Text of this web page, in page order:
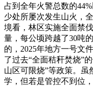
占到全年火警总数的
少处所屡次发生山火，
境看，林区实施全面禁
量，每公顷跨越了30吨
的，2025年地方一号文
了过去“全面秸秆焚烧”
山区可限烧”等政策。
学，但若是管控不到位